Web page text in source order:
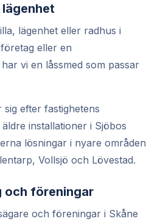
lägenhet eller radhus i
eller en
vi en låssmed som passar
sig efter fastighetens
installationer i Sjöbos
lösningar i nyare områden
Vollsjö och Lövestad.
föreningar
och föreningar i Skåne